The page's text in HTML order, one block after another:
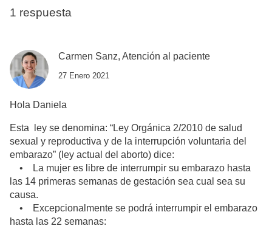
1 respuesta
Carmen Sanz, Atención al paciente
27 Enero 2021
Hola Daniela
Esta ley se denomina: “Ley Orgánica 2/2010 de salud
sexual y reproductiva y de la interrupción voluntaria del
embarazo” (ley actual del aborto) dice:
• La mujer es libre de interrumpir su embarazo hasta
las 14 primeras semanas de gestación sea cual sea su
causa.
• Excepcionalmente se podrá interrumpir el embarazo
hasta las 22 semanas: